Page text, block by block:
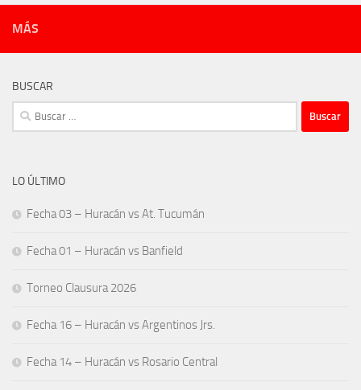
MÁS
BUSCAR
Buscar:
LO ÚLTIMO
Fecha 03 – Huracán vs At. Tucumán
Fecha 01 – Huracán vs Banfield
Torneo Clausura 2026
Fecha 16 – Huracán vs Argentinos Jrs.
Fecha 14 – Huracán vs Rosario Central